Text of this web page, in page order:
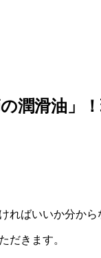
潤滑油」
ればいいか分から
だきます。